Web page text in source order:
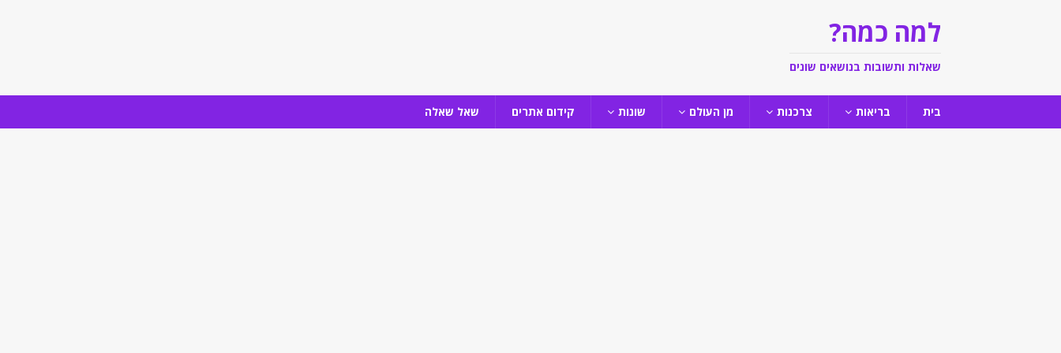
למה כמה?
שאלות ותשובות בנושאים שונים
בית בריאות צרכנות מן העולם שונות קידום אתרים שאל שאלה